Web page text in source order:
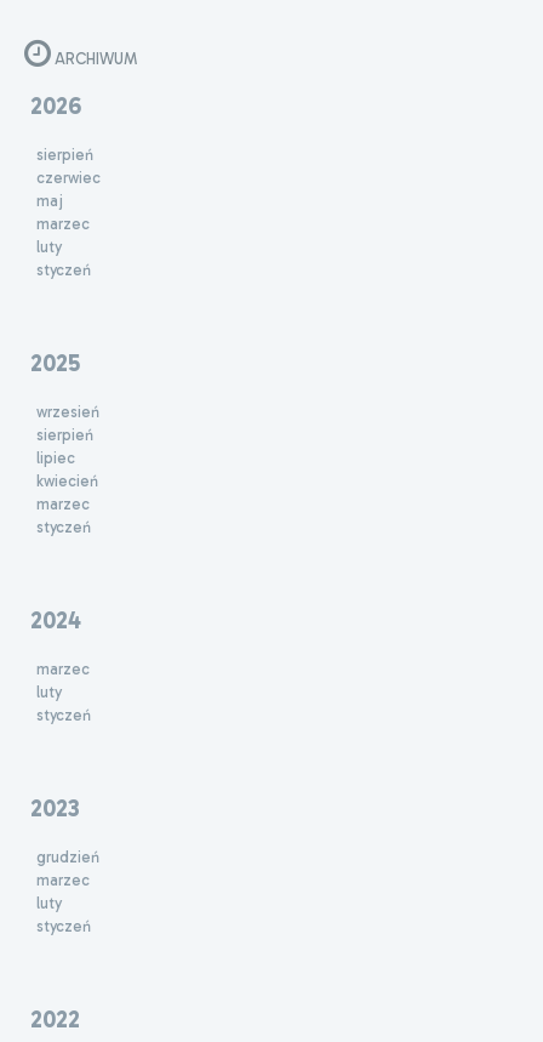
ARCHIWUM
2026
sierpień
czerwiec
maj
marzec
luty
styczeń
2025
wrzesień
sierpień
lipiec
kwiecień
marzec
styczeń
2024
marzec
luty
styczeń
2023
grudzień
marzec
luty
styczeń
2022